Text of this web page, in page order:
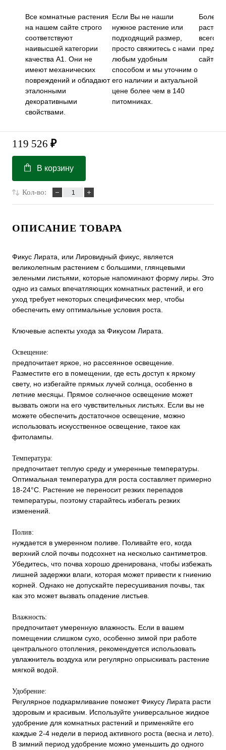
Все комнатные растения
на нашем сайте строго
соответствуют
наивысшей категории
качества А1. Они не
имеют механических
повреждений и обладают
эталонными
декоративными
свойствами.
Если Вы не нашли
нужное растение или
подходящий размер,
просто свяжитесь с нами
любым удобным
способом и мы уточним о
его наличии и актуальной
цене более чем в 140
питомниках.
Более
всего
сайте.
119 526 ₽
В корзину
Кол-во:
ОПИСАНИЕ ТОВАРА
Фикус Лирата, или Лировидный фикус, является
великолепным растением с большими, глянцевыми
зелеными листьями, которые напоминают форму лиры. Это
одно из самых впечатляющих комнатных растений, и его
уход требует некоторых специфических мер, чтобы
обеспечить ему оптимальные условия роста.
Ключевые аспекты ухода за Фикусом Лирата.
Освещение:
предпочитает яркое, но рассеянное освещение.
Разместите его в помещении, где есть доступ к яркому
свету, но избегайте прямых лучей солнца, особенно в
летние месяцы. Прямое солнечное освещение может
вызвать ожоги на его чувствительных листьях. Если вы не
можете обеспечить достаточное освещение, можно
использовать искусственное освещение, такое как
фитолампы.
Температура:
предпочитает теплую среду и умеренные температуры.
Оптимальная температура для роста составляет примерно
18-24°C. Растение не переносит резких перепадов
температуры, поэтому старайтесь избегать резких
изменений.
Полив:
нуждается в умеренном поливе. Поливайте его, когда
верхний слой почвы подсохнет на несколько сантиметров.
Убедитесь, что почва хорошо дренирована, чтобы избежать
лишней задержки влаги, которая может привести к гниению
корней. Однако не допускайте пересушивания почвы, так
как это может вызвать опадение листьев.
Влажность:
предпочитает умеренную влажность. Если в вашем
помещении слишком сухо, особенно зимой при работе
центрального отопления, рекомендуется использовать
увлажнитель воздуха или регулярно опрыскивать растение
мягкой водой.
Удобрение:
Регулярное подкармливание поможет Фикусу Лирата расти
здоровым и красивым. Используйте универсальное жидкое
удобрение для комнатных растений и применяйте его
каждые 2-4 недели в период активного роста (весна и лето).
В зимний период удобрение можно уменьшить до одного